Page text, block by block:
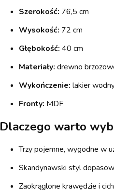
Szerokość: 76,5 cm
Wysokość: 72 cm
Głębokość: 40 cm
Materiały: drewno
Wykończenie: lakier
Fronty: MDF
Dlaczego warto
Trzy pojemne, wygodne w
Skandynawski styl
Zaokrąglone krawędzie i